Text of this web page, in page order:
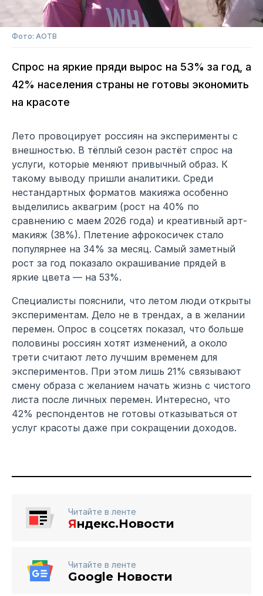
Фото: АОТВ
Спрос на яркие пряди вырос на 53% за год, а
42% населения страны не готовы экономить
на красоте
Лето провоцирует россиян на эксперименты с
внешностью. В тёплый сезон растёт спрос на
услуги, которые меняют привычный образ. К
такому выводу пришли аналитики. Среди
нестандартных форматов макияжа особенно
выделились аквагрим (рост на 40% по
сравнению с маем 2026 года) и креативный арт-
макияж (38%). Плетение афрокосичек стало
популярнее на 34% за месяц. Самый заметный
рост за год показало окрашивание прядей в
яркие цвета — на 53%.
Специалисты пояснили, что летом люди открыты
экспериментам. Дело не в трендах, а в желании
перемен. Опрос в соцсетях показал, что больше
половины россиян хотят изменений, а около
трети считают лето лучшим временем для
экспериментов. При этом лишь 21% связывают
смену образа с желанием начать жизнь с чистого
листа после личных перемен. Интересно, что
42% респондентов не готовы отказываться от
услуг красоты даже при сокращении доходов.
Читайте в ленте
Яндекс.Новости
Читайте в ленте
Google Новости